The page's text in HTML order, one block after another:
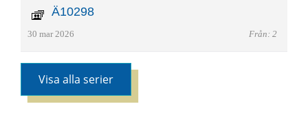
Ä10298
30 mar 2026 Från: 2
Visa alla serier